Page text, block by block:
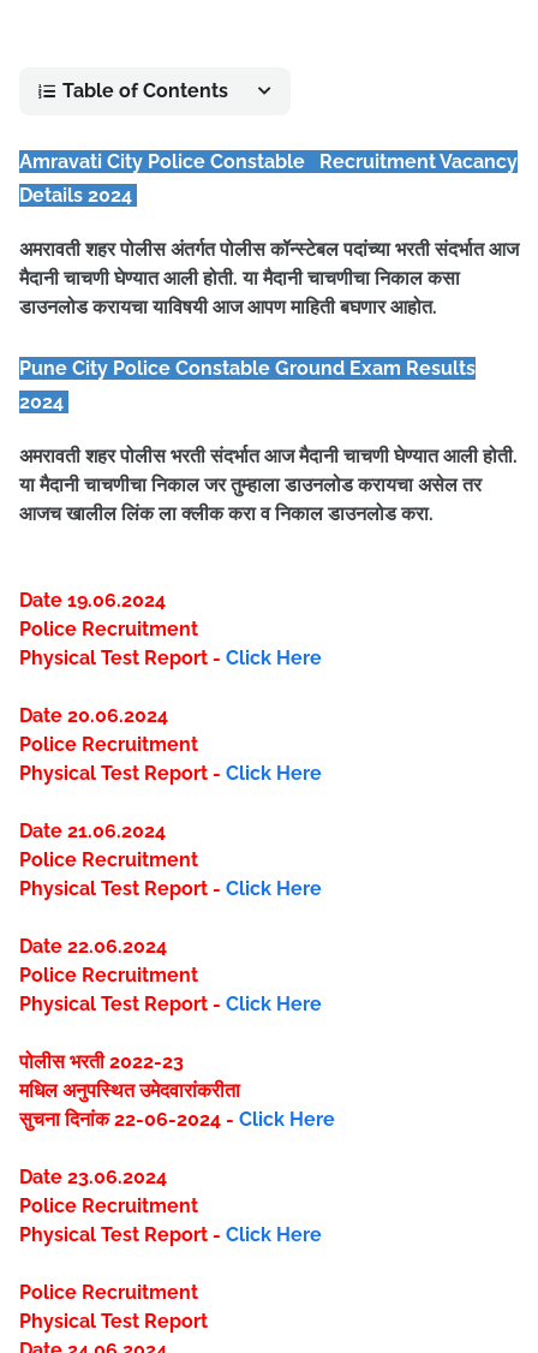
Table of Contents
Amravati City Police Constable Recruitment Vacancy
Details 2024
अमरावती शहर पोलीस अंतर्गत पोलीस कॉन्स्टेबल पदांच्या भरती संदर्भात आज
मैदानी चाचणी घेण्यात आली होती. या मैदानी चाचणीचा निकाल कसा
डाउनलोड करायचा याविषयी आज आपण माहिती बघणार आहोत.
Pune City Police Constable Ground Exam Results
2024
अमरावती शहर पोलीस भरती संदर्भात आज मैदानी चाचणी घेण्यात आली होती.
या मैदानी चाचणीचा निकाल जर तुम्हाला डाउनलोड करायचा असेल तर
आजच खालील लिंक ला क्लीक करा व निकाल डाउनलोड करा.
Date 19.06.2024
Police Recruitment
Physical Test Report - Click Here
Date 20.06.2024
Police Recruitment
Physical Test Report - Click Here
Date 21.06.2024
Police Recruitment
Physical Test Report - Click Here
Date 22.06.2024
Police Recruitment
Physical Test Report - Click Here
पोलीस भरती 2022-23
मधिल अनुपस्थित उमेदवारांकरीता
सुचना दिनांक 22-06-2024 - Click Here
Date 23.06.2024
Police Recruitment
Physical Test Report - Click Here
Police Recruitment
Physical Test Report